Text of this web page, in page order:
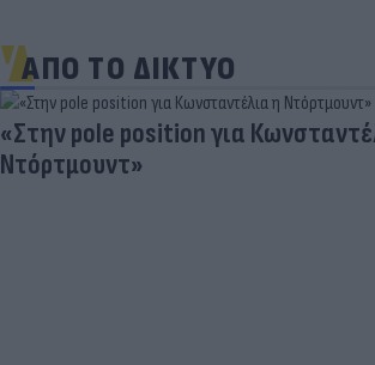
ΑΠΟ ΤΟ ΔΙΚΤΥΟ
«Στην pole position για
Ντόρτμουντ»